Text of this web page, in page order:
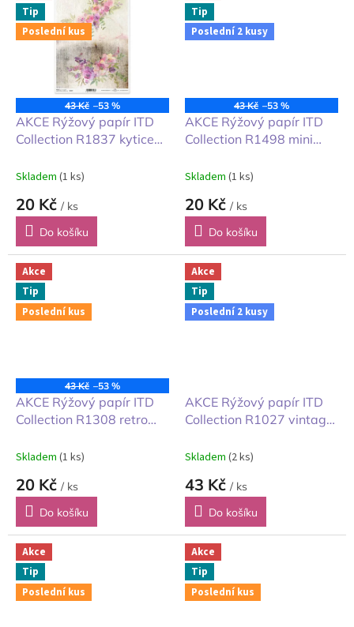
Tip
Poslední kus
43 Kč –53 %
AKCE Rýžový papír ITD
Collection R1837 kytice
Skladem (1 ks)
20 Kč / ks
Do košíku
Tip
Poslední 2 kusy
43 Kč –53 %
AKCE Rýžový papír ITD
Collection R1498 mini
Skladem (1 ks)
20 Kč / ks
Do košíku
Akce
Tip
Poslední kus
43 Kč –53 %
AKCE Rýžový papír ITD
Collection R1308 retro
Skladem (1 ks)
20 Kč / ks
Do košíku
Akce
Tip
Poslední 2 kusy
AKCE Rýžový papír ITD
Collection R1027 vintage
Skladem (2 ks)
43 Kč / ks
Do košíku
Akce
Tip
Poslední kus
Akce
Tip
Poslední kus